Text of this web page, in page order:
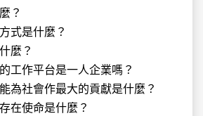
？
式是什麼？
麼？
工作平台是一人企業嗎？
為社會作最大的貢獻是什麼？
在使命是什麼？